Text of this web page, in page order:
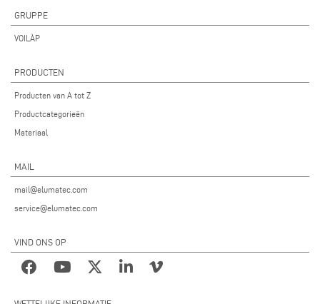
GRUPPE
VOILÀP
PRODUCTEN
Producten van A tot Z
Productcategorieën
Materiaal
MAIL
mail@elumatec.com
service@elumatec.com
VIND ONS OP